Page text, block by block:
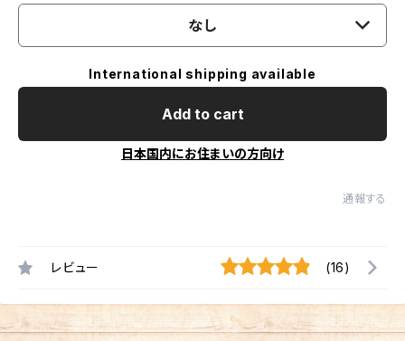
なし
International shipping available
Add to cart
日本国内にお住まいの方向け
通報する
レビュー (16)